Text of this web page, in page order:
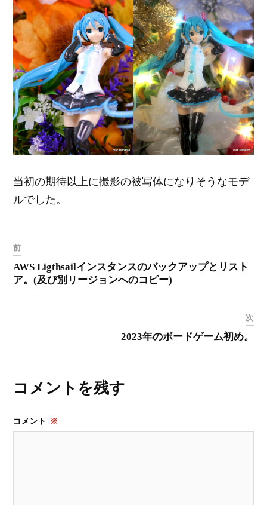
当初の期待以上に撮影の被写体になりそうなモデ
ルでした。
前
AWS Ligthsailインスタンスのバックアップとリスト
ア。(及び別リージョンへのコピー)
次
2023年のボードゲーム初め。
コメントを残す
コメント ※